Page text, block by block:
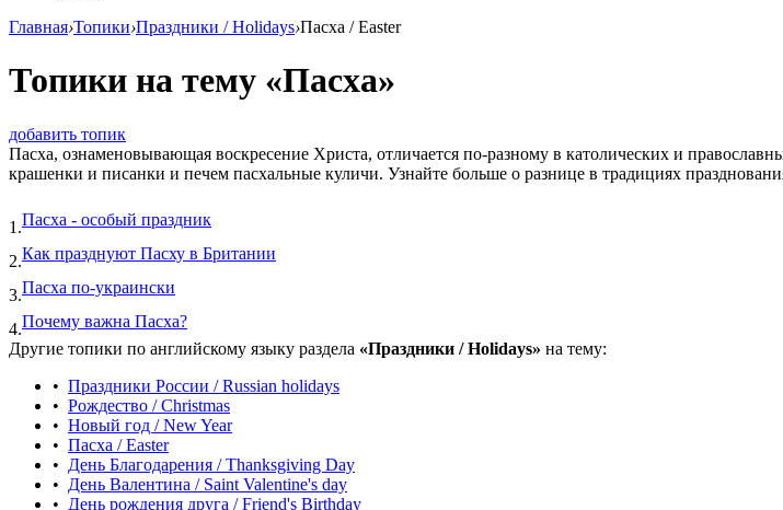
Главная›Топики›Праздники / Holidays›Пасха / Easter
Топики на тему «Пасха»
добавить топик
Пасха, ознаменовывающая воскресение Христа, отличается по-разному в католических и
крашенки и писанки и печем пасхальные куличи. Узнайте больше о разнице в традициях
1.Пасха - особый праздник
2.Как празднуют Пасху в Британии
3.Пасха по-украински
4.Почему важна Пасха?
Другие топики по английскому языку раздела «Праздники / Holidays» на тему:
• Праздники России / Russian holidays
• Рождество / Christmas
• Новый год / New Year
• Пасха / Easter
• День Благодарения / Thanksgiving Day
• День Валентина / Saint Valentine's day
• День рождения друга / Friend's Birthday